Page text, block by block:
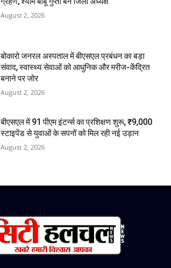
August 2, 2026
बोकारो जनरल अस्पताल में बीएसएल प्रबंधन का बड़ा
संवाद, स्वास्थ्य सेवाओं को आधुनिक और मरीज-केंद्रित
बनाने पर जोर
August 2, 2026
बीएसएल में 91 पीएम इंटर्न्स का प्रशिक्षण शुरू, ₹9,000
स्टाइपेंड से युवाओं के सपनों को मिल रही नई उड़ान
August 2, 2026